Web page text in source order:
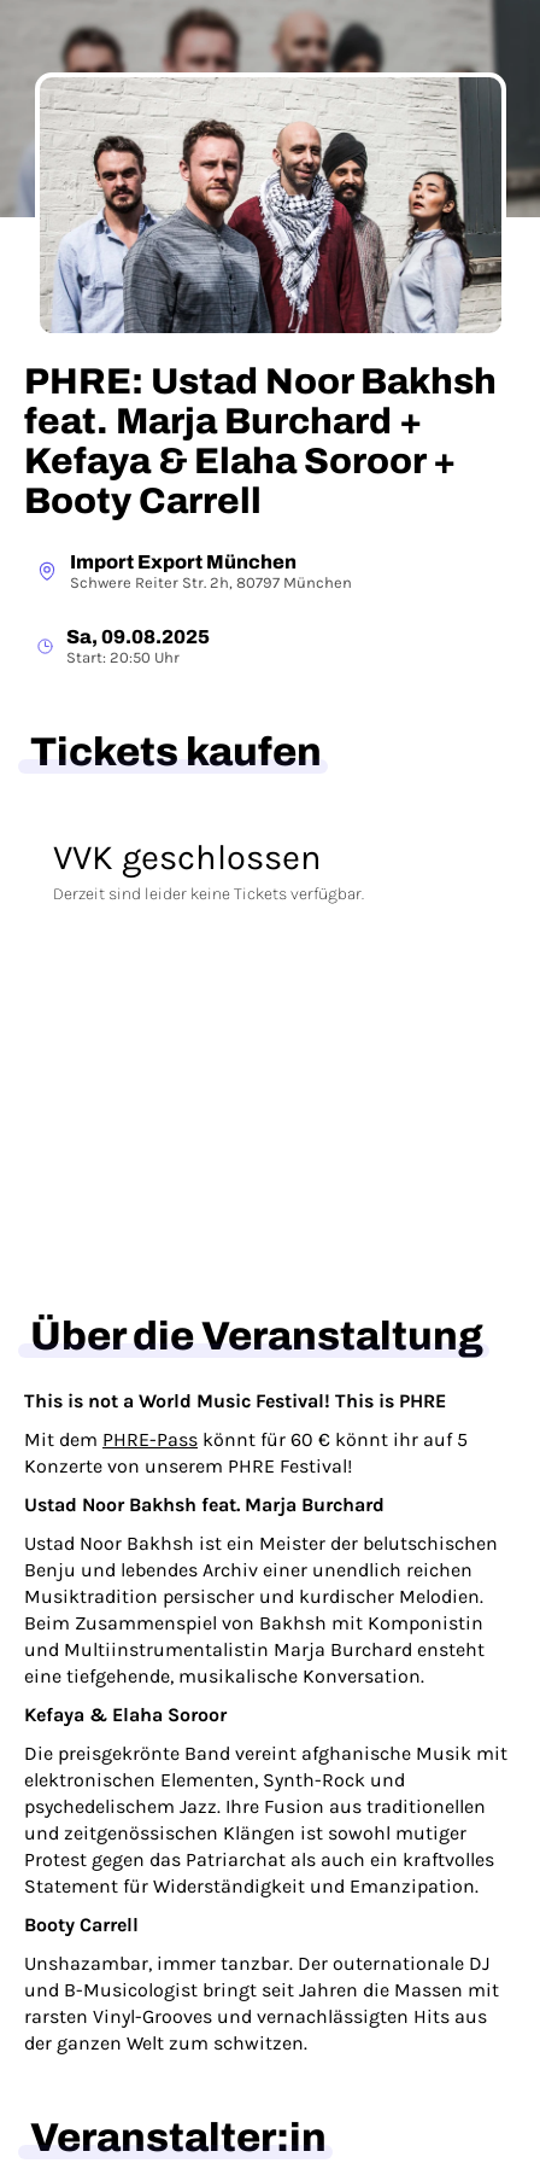
PHRE: Ustad Noor Bakhsh
feat. Marja Burchard +
Kefaya & Elaha Soroor +
Booty Carrell
Import Export München
Schwere Reiter Str. 2h, 80797 München
Sa, 09.08.2025
Start: 20:50 Uhr
Tickets kaufen
VVK geschlossen
Derzeit sind leider keine Tickets verfügbar.
Über die Veranstaltung
This is not a World Music Festival! This is PHRE
Mit dem PHRE-Pass könnt für 60 € könnt ihr auf 5
Konzerte von unserem PHRE Festival!
Ustad Noor Bakhsh feat. Marja Burchard
Ustad Noor Bakhsh ist ein Meister der belutschischen
Benju und lebendes Archiv einer unendlich reichen
Musiktradition persischer und kurdischer Melodien.
Beim Zusammenspiel von Bakhsh mit Komponistin
und Multiinstrumentalistin Marja Burchard ensteht
eine tiefgehende, musikalische Konversation.
Kefaya & Elaha Soroor
Die preisgekrönte Band vereint afghanische Musik mit
elektronischen Elementen, Synth-Rock und
psychedelischem Jazz. Ihre Fusion aus traditionellen
und zeitgenössischen Klängen ist sowohl mutiger
Protest gegen das Patriarchat als auch ein kraftvolles
Statement für Widerständigkeit und Emanzipation.
Booty Carrell
Unshazambar, immer tanzbar. Der outernationale DJ
und B-Musicologist bringt seit Jahren die Massen mit
rarsten Vinyl-Grooves und vernachlässigten Hits aus
der ganzen Welt zum schwitzen.
Veranstalter:in